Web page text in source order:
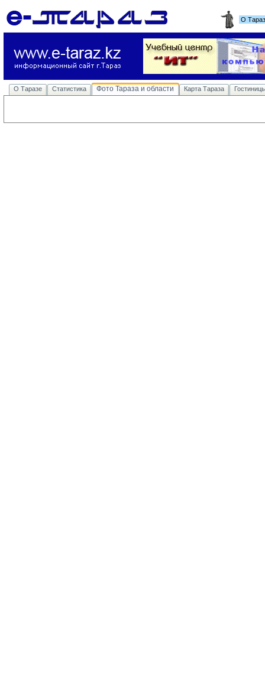
О
О Таразе Статистика Фото Тараза и области Карта Тараза